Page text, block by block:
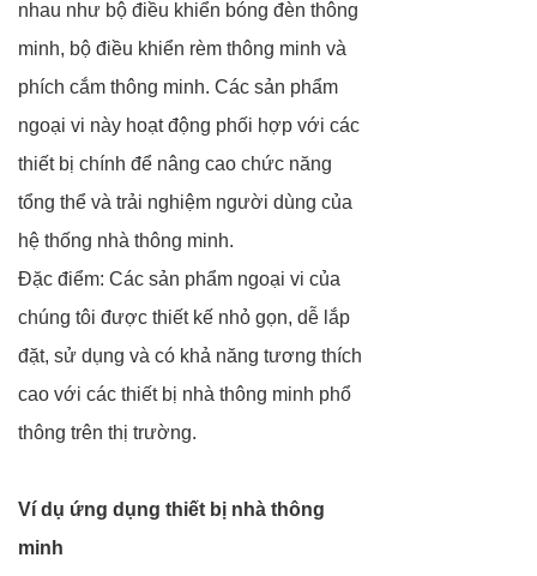
nhau như bộ điều khiển bóng đèn thông
minh, bộ điều khiển rèm thông minh và
phích cắm thông minh. Các sản phẩm
ngoại vi này hoạt động phối hợp với các
thiết bị chính để nâng cao chức năng
tổng thể và trải nghiệm người dùng của
hệ thống nhà thông minh.
Đặc điểm: Các sản phẩm ngoại vi của
chúng tôi được thiết kế nhỏ gọn, dễ lắp
đặt, sử dụng và có khả năng tương thích
cao với các thiết bị nhà thông minh phổ
thông trên thị trường.
Ví dụ ứng dụng thiết bị nhà thông
minh